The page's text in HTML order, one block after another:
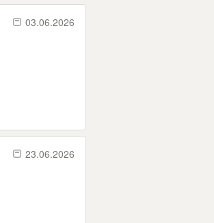
03.06.2026
23.06.2026